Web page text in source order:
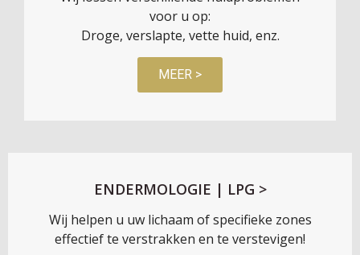
voor u op:
Droge, verslapte, vette huid, enz.
MEER >
ENDERMOLOGIE | LPG >
Wij helpen u uw lichaam of specifieke zones
effectief te verstrakken en te verstevigen!